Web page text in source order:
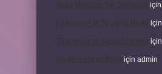
için
için
için
için admin